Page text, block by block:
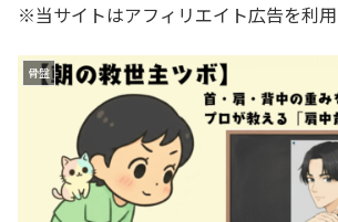
※当サイトはアフィリエイト広告を利
骨盤